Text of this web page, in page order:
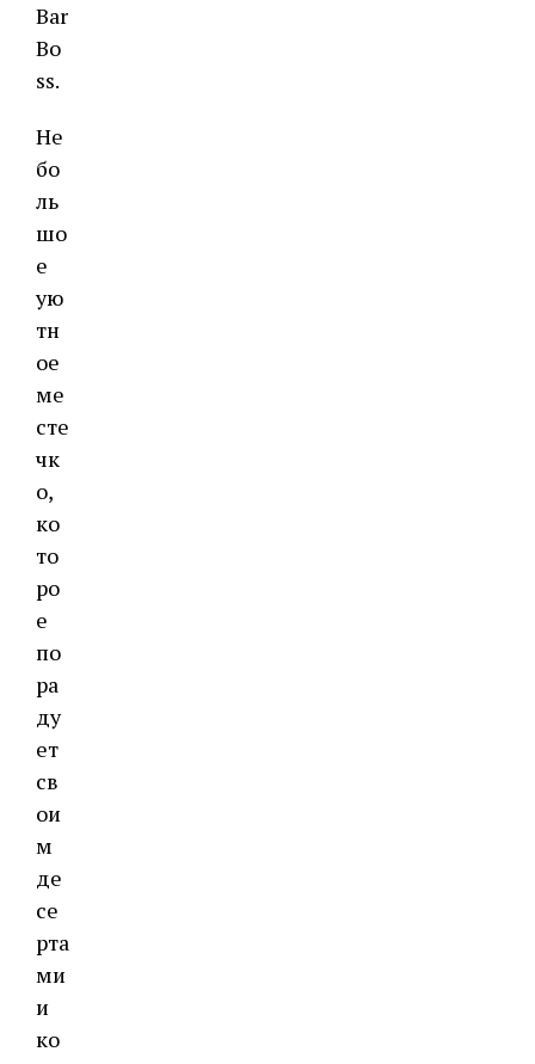
Bar
Bo
ss.
Не
бо
ль
шо
е
ую
тн
ое
ме
сте
чк
о,
ко
то
ро
е
по
ра
ду
ет
св
ои
м
де
се
рта
ми
и
ко